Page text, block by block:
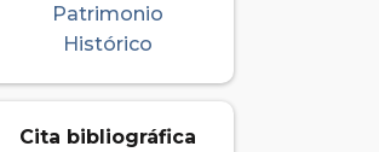
Patrimonio
Histórico
Cita bibliográfica